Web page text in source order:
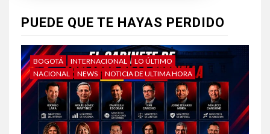
PUEDE QUE TE HAYAS PERDIDO
BOGOTÁ INTERNACIONAL
LO ÚLTIMO
NACIONAL
NEWS NOTICIA DE ULTIMA HORA